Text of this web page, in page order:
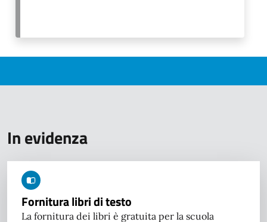
In evidenza
Fornitura libri di testo
La fornitura dei libri è gratuita per la scuola